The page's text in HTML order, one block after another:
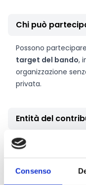
Consenso
Chi può
Possono partecipare
target del bando,
organizzazione
privata.
Entità del
La dotazione
Sono ammissibili a
richiesta di